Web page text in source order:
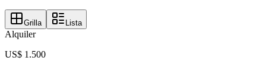
Grilla Lista
Alquiler
US$ 1.500